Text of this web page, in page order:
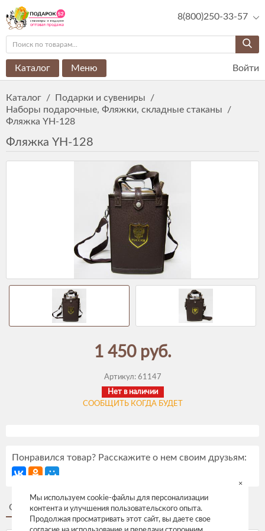
8(800)250-33-57
Каталог Меню Войти
Каталог / Подарки и сувениры
/
Наборы подарочные, Фляжки, складные стаканы
/
Фляжка YH-128
Фляжка YH-128
1 450 руб.
Артикул: 61147
Нет в наличии
СООБЩИТЬ КОГДА БУДЕТ
Понравился товар? Расскажите о нем своим друзьям:
Описание Отзывы
Мы используем cookie-файлы для персонализации
контента и улучшения пользовательского опыта.
Продолжая просматривать этот сайт, вы даете свое
×